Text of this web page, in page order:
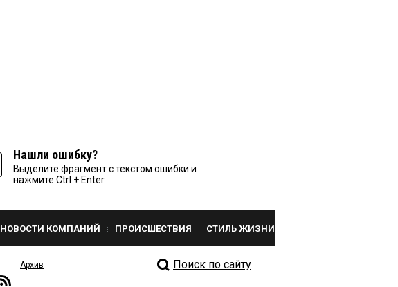
Нашли ошибку?
Выделите фрагмент с текстом ошибки и
нажмите Ctrl + Enter.
НОВОСТИ КОМПАНИЙ ПРОИСШЕСТВИЯ СТИЛЬ ЖИЗНИ
Архив
Поиск по сайту